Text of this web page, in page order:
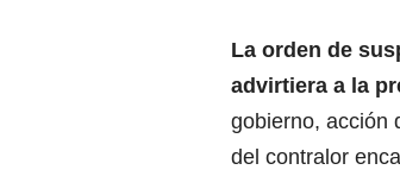
La orden de
advirtiera a la
gobierno, acción
del contralor